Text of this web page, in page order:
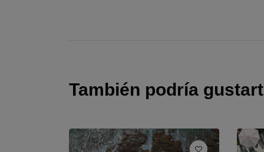
También podría